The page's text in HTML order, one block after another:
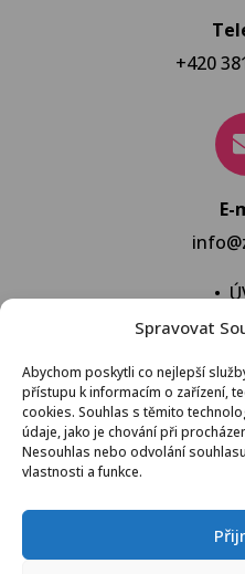
Spravovat
Abychom poskytli co nejlepší
přístupu k informacím o zařízení,
cookies. Souhlas s těmito
údaje, jako je chování při
Nesouhlas nebo odvolání
vlastnosti a funkce.
+420
E-
•
•
•
•
VŠEOBECNÉ